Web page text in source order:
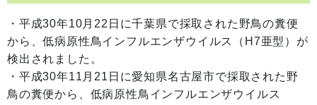
・平成30年10月22日に千葉県で採取された野鳥の糞便
から、低病原性鳥インフルエンザウイルス（H7亜型）が
検出されました。
・平成30年11月21日に愛知県名古屋市で採取された野
鳥の糞便から、低病原性鳥インフルエンザウイルス